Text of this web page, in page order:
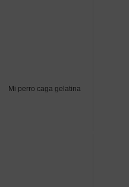
Mi perro caga gelatina